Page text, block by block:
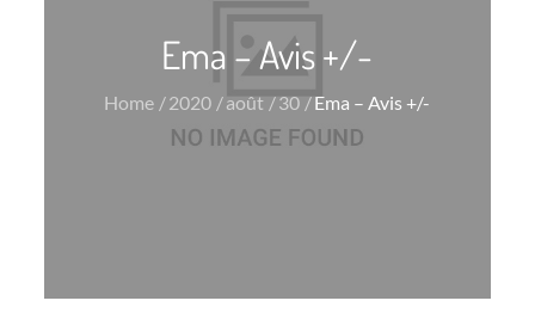
Ema – Avis +/-
Home 2020 août 30 Ema – Avis +/-